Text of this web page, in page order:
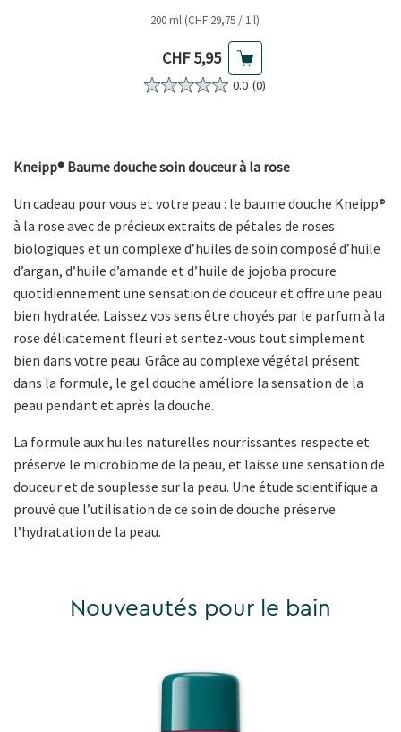
200 ml (CHF 29,75 / 1 l)
Prix actuel
CHF 5,95
0.0 (0)
Kneipp® Baume douche soin douceur à la rose
Un cadeau pour vous et votre peau : le baume douche Kneipp®
à la rose avec de précieux extraits de pétales de roses
biologiques et un complexe d’huiles de soin composé d’huile
d’argan, d’huile d’amande et d’huile de jojoba procure
quotidiennement une sensation de douceur et offre une peau
bien hydratée. Laissez vos sens être choyés par le parfum à la
rose délicatement fleuri et sentez-vous tout simplement
bien dans votre peau. Grâce au complexe végétal présent
dans la formule, le gel douche améliore la sensation de la
peau pendant et après la douche.
La formule aux huiles naturelles nourrissantes respecte et
préserve le microbiome de la peau, et laisse une sensation de
douceur et de souplesse sur la peau. Une étude scientifique a
prouvé que l’utilisation de ce soin de douche préserve
l’hydratation de la peau.
Nouveautés pour le bain